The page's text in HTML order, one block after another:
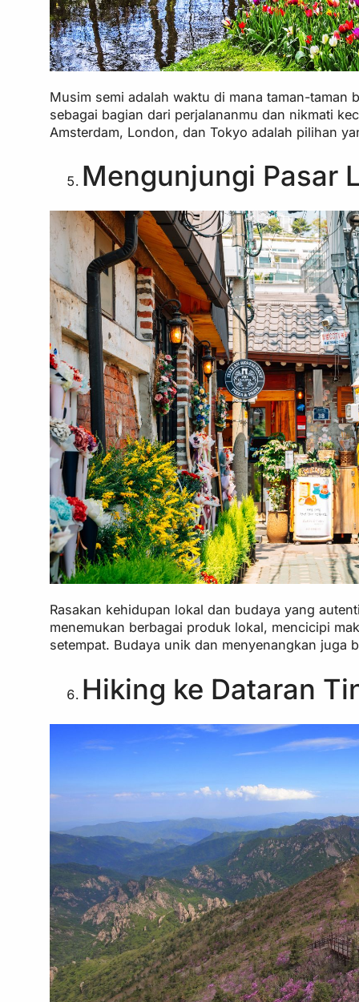
Musim semi adalah waktu di mana taman-
sebagai bagian dari perjalananmu dan nikmati
Amsterdam, London, dan Tokyo adalah pilihan
Mengunjungi Pasar
Rasakan kehidupan lokal dan budaya yang
menemukan berbagai produk lokal, mencicipi
setempat. Budaya unik dan menyenangkan juga
Hiking ke Dataran